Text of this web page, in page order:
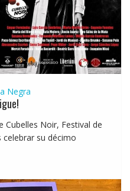
Negra
Cubelles Noir, Festival de
celebrar su décimo